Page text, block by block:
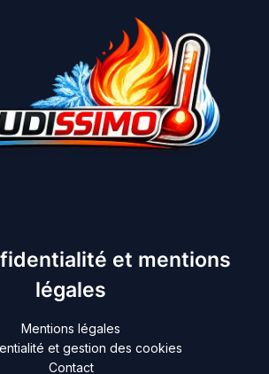
et mentions
légales
Mentions légales
et gestion des cookies
Contact